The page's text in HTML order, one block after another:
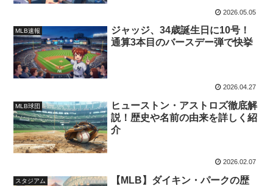
2026.05.05
MLB速報
ジャッジ、34歳誕生日に10号！
通算3本目のバースデー弾で快挙
2026.04.27
MLB球団
ヒューストン・アストロズ徹底解
説！歴史や名前の由来を詳しく紹
介
2026.02.07
スタジアム
【MLB】ダイキン・パークの歴